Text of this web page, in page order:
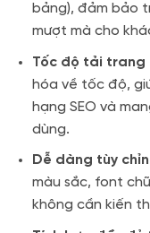
bảng), đảm bảo
mượt mà cho
Tốc độ tải trang
hóa về tốc độ,
hạng SEO và
dùng.
Dễ dàng tùy
màu sắc, font
không cần kiến